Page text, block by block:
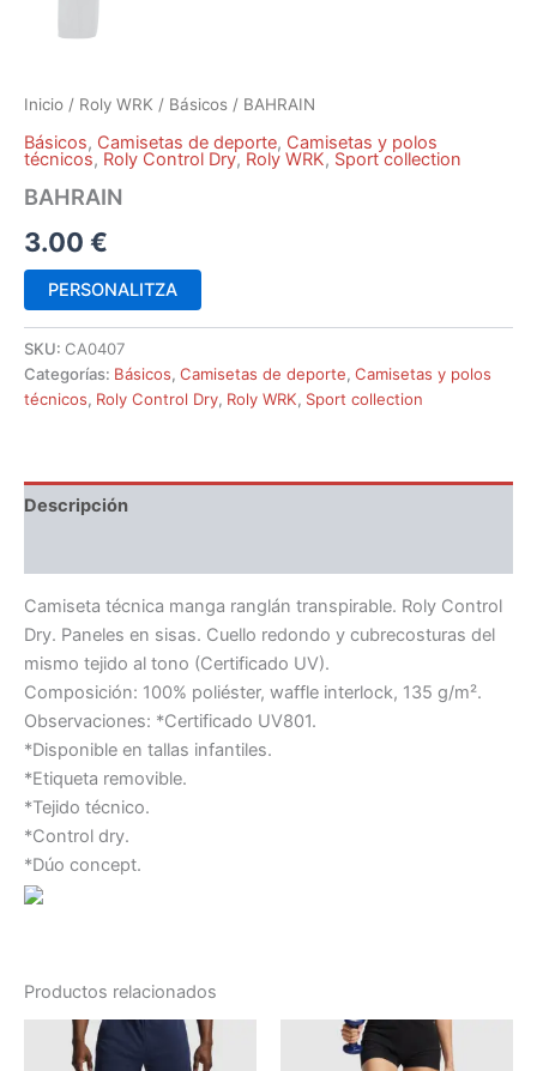
Inicio / Roly WRK / Básicos / BAHRAIN
Básicos, Camisetas de deporte, Camisetas y polos
técnicos, Roly Control Dry, Roly WRK, Sport collection
BAHRAIN
3.00 €
PERSONALITZA
SKU: CA0407
Categorías: Básicos, Camisetas de deporte, Camisetas y polos
técnicos, Roly Control Dry, Roly WRK, Sport collection
Descripción
Camiseta técnica manga ranglán transpirable. Roly Control
Dry. Paneles en sisas. Cuello redondo y cubrecosturas del
mismo tejido al tono (Certificado UV).
Composición: 100% poliéster, waffle interlock, 135 g/m².
Observaciones: *Certificado UV801.
*Disponible en tallas infantiles.
*Etiqueta removible.
*Tejido técnico.
*Control dry.
*Dúo concept.
Productos relacionados
Rango
Este
producto
Este
producto